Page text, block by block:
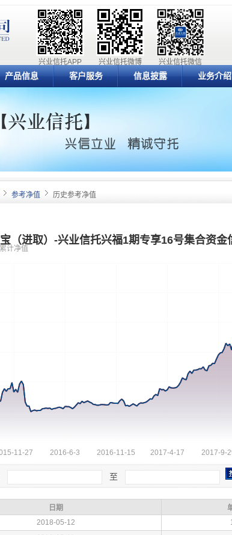
兴业信托微信
兴业信托微博
兴业信托APP
产品信息 客户服务 信息披露 业务介绍
参考净值 历史参考净值
至